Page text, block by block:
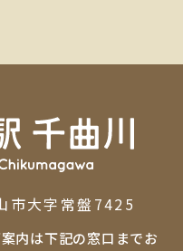
市⼤字常盤7425
内は下記の窓口までお